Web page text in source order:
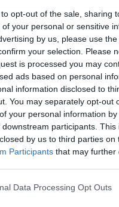
opt-out of the sale, sharing
of your personal or sensitive
by us, please use
your selection. Please
is processed you may
ads based on personal
information disclosed to
You may separately opt-out
your personal information
downstream participants.
by us to third parties on
Participants that may further
Data Processing Opt Outs
KM Építő Kft. Főmterv Mérnöki
szakasz indult be
folyamatosan halad az